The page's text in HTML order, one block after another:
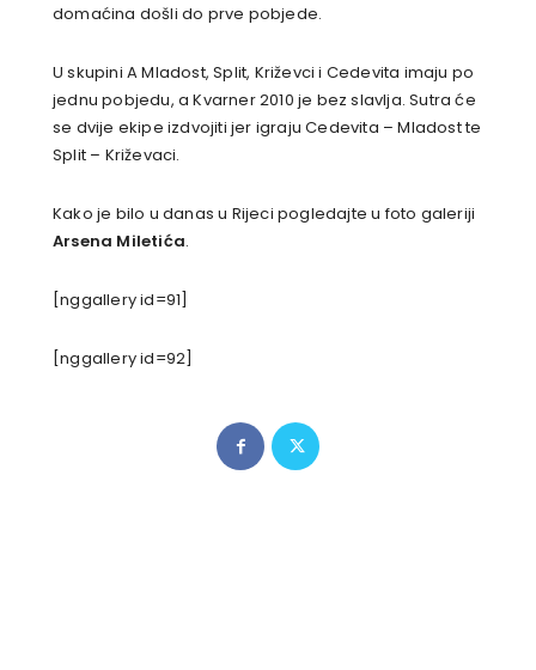
domaćina došli do prve pobjede.
U skupini A Mladost, Split, Križevci i Cedevita imaju po
jednu pobjedu, a Kvarner 2010 je bez slavlja. Sutra će
se dvije ekipe izdvojiti jer igraju Cedevita – Mladost te
Split – Križevaci.
Kako je bilo u danas u Rijeci pogledajte u foto galeriji
Arsena Miletića.
[nggallery id=91]
[nggallery id=92]